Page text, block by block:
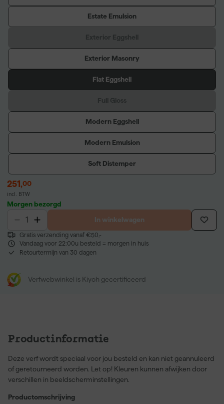
Estate Emulsion
Exterior Masonry
Flat Eggshell
Modern Eggshell
Modern Emulsion
Soft Distemper
251,00
incl. BTW
Morgen bezorgd
In winkelwagen
Gratis verzending vanaf €50,-
Vandaag voor 22:00u besteld = morgen in huis
Retourtermijn van 30 dagen
Verfwebwinkel is Kiyoh gecertificeerd
Productinformatie
Deze verf wordt speciaal voor jou besteld en kan niet geannuleerd
of geretourneerd worden. Let op! Kleuren kunnen afwijken door
verschillen in beeldscherminstellingen.
Productomschrijving